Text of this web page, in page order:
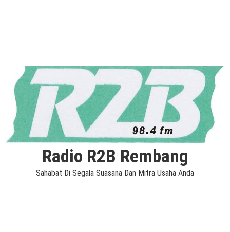
Radio R2B Rembang
Sahabat Di Segala Suasana Dan Mitra Usaha Anda